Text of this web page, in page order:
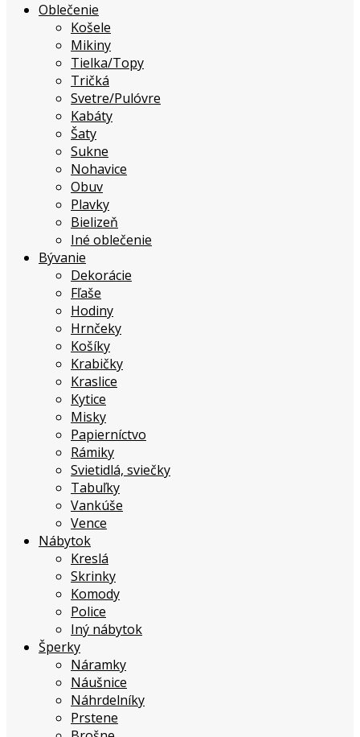
Oblečenie
Košele
Mikiny
Tielka/Topy
Tričká
Svetre/Pulóvre
Kabáty
Šaty
Sukne
Nohavice
Obuv
Plavky
Bielizeň
Iné oblečenie
Bývanie
Dekorácie
Fľaše
Hodiny
Hrnčeky
Košíky
Krabičky
Kraslice
Kytice
Misky
Papierníctvo
Rámiky
Svietidlá, sviečky
Tabuľky
Vankúše
Vence
Nábytok
Kreslá
Skrinky
Komody
Police
Iný nábytok
Šperky
Náramky
Náušnice
Náhrdelníky
Prstene